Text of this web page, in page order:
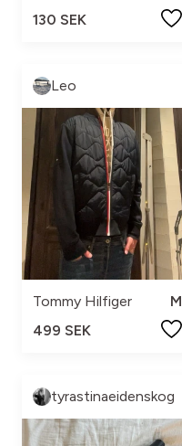
130 SEK
Leo
Tommy Hilfiger
M
499 SEK
tyrastinaeidenskog